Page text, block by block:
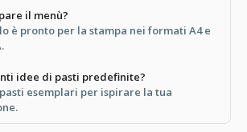
il menù?
è pronto per la stampa nei formati A4 e
idee di pasti predefinite?
esemplari per ispirare la tua